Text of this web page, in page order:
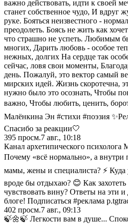
важно действовать, идти к своей
станет собственное чудо, И вдруг
руке. Бояться неизвестного -
преодолеть. Боясь не жить как
что страшно не успеть. Любимым
многих, Дарить любовь - особое
нежных, долгих На сердце так
сейчас, ловя свои моменты,
день. Пожалуй, это вектор самый
мирских идей. Жизнь скоротечна,
нужно было это осознать, Чтобы
важно, Чтобы любить, ценить,
Малёнкина Эн #стихи #поэзия
Спасибо за реакции🤍
395 просм.7 авг., 10:18
Канал архетипического
Почему «всё нормально», а внутри
мамы, жены и специалиста? ⚡ Куда
вроде бы отдыхаю? 😊 Как захотеть
чувствовать вину? Ответы на эти
блоге! Подписаться #реклама
402 просм.7 авг., 09:13
🍃🌼🍃 Легкости вам в душе...